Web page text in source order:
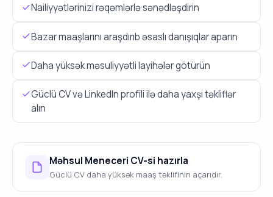
Nailiyyətlərinizi rəqəmlərlə sənədləşdirin
Bazar maaşlarını araşdırıb əsaslı danışıqlar aparın
Daha yüksək məsuliyyətli layihələr götürün
Güclü CV və LinkedIn profili ilə daha yaxşı təkliflər
alın
Məhsul Meneceri CV-si hazırla
Güclü CV daha yüksək maaş təklifinin açarıdır.